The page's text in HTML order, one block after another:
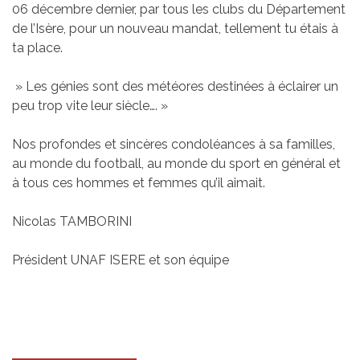
06 décembre dernier, par tous les clubs du Département
de l’Isère, pour un nouveau mandat, tellement tu étais à
ta place.
» Les génies sont des météores destinées à éclairer un
peu trop vite leur siècle…. »
Nos profondes et sincères condoléances à sa familles,
au monde du football, au monde du sport en général et
à tous ces hommes et femmes qu’il aimait.
Nicolas TAMBORINI
Président UNAF ISERE et son équipe